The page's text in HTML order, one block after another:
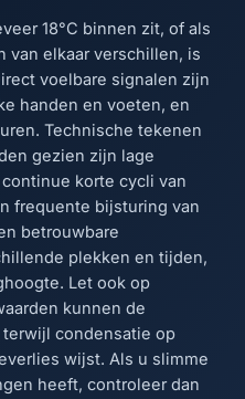
18°C binnen zit, of als
van elkaar verschillen, is
voelbare signalen zijn
handen en voeten, en
Technische tekenen
gezien zijn lage
korte cycli van
frequente bijsturing van
betrouwbare
plekken en tijden,
Let ook op
kunnen de
condensatie op
wijst. Als u slimme
heeft, controleer dan